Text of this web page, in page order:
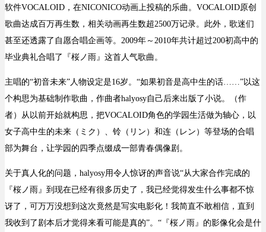
软件VOCALOID，在NICONICO动画上投稿的 乐曲 。VOCALOID原创
歌曲达成百万再生数 ， 相关动画再生数超2500万记录。此外， 歌迷们
甚至还透露了自愿合唱企画等。 2009年～2010年共计超过200初高中的
毕业典礼合唱了『桜ノ雨』这首 人气歌曲 。
主唱的“初音未来” 人物设定是16岁 。 “如果初音是高中生的话……”以这
个构思为基础制作歌曲，作曲者halyosy自己 后来出版了小说。（作
者）
从以前开始就构思 ，把VOCALOID角色的学园 生活做为轴心 ，以
女子高中生的未来（ミク ）、 铃 （リン ）和连（レン） 等登场的合唱
部为舞台，让学园 的四季点缀成一部青春偶像剧。
关于真人 化的问题， halyosy用令人惊讶的声音说“从 大家合作完成的
『桜ノ雨』 到现在已经有很多 历史了 ，我已经觉得发生什么事都不惊
讶了 ，可万万没想到这次竟然是写实电影化！ 我简直不敢相信 ，直到
我收到了 剧本后才觉得来看可能是真的”。“『桜ノ雨』 的影像化会是什